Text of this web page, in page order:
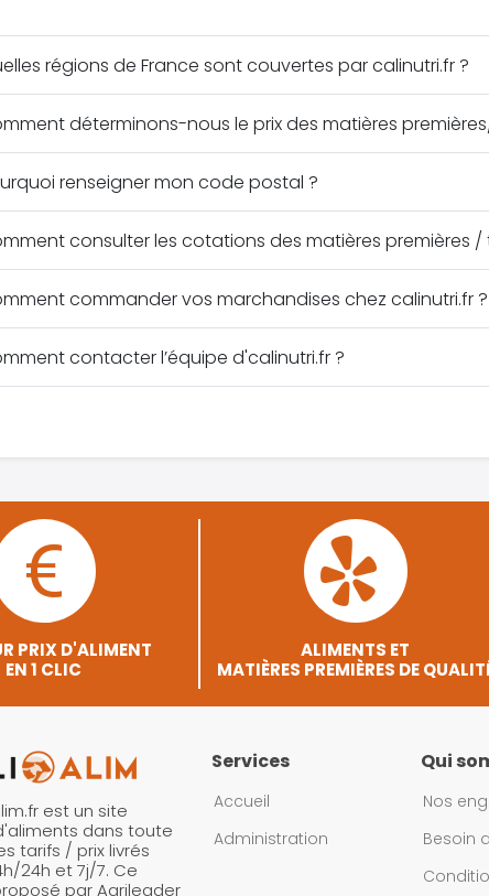
régions de France sont couvertes par calinutri.fr ?
déterminons-nous le prix des matières
renseigner mon code postal ?
consulter les cotations des matières premières /
commander vos marchandises chez calinutri.fr ?
contacter l’équipe d'calinutri.fr ?
PRIX D'ALIMENT
EN 1 CLIC
ALIMENTS ET
MATIÈRES PREMIÈRES DE
est un site
dans toute
tarifs / prix livrés
24h et 7j/7. Ce
par Agrileader
Services
Accueil
Administration
Qui
Nos
Besoin